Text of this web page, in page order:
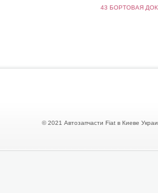
43 БОРТОВАЯ
© 2021 Автозапчасти Fiat в Киеве